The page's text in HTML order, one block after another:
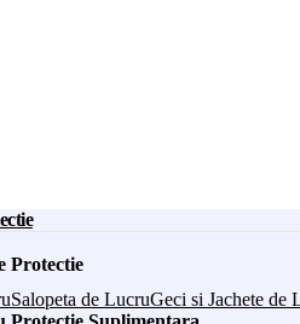
Protectie
Salopeta de LucruGeci si Jachete de